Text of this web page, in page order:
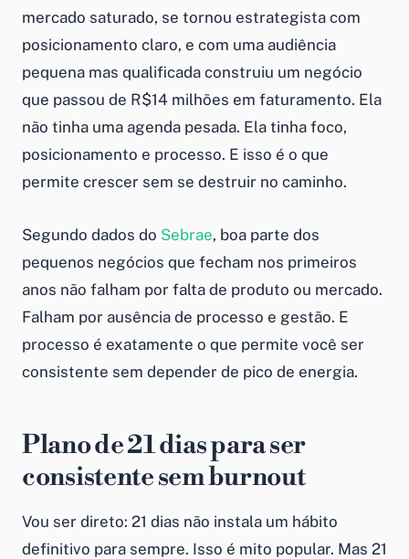
mercado saturado, se tornou estrategista com
posicionamento claro, e com uma audiência
pequena mas qualificada construiu um negócio
que passou de R$14 milhões em faturamento. Ela
não tinha uma agenda pesada. Ela tinha foco,
posicionamento e processo. E isso é o que
permite crescer sem se destruir no caminho.
Segundo dados do Sebrae, boa parte dos
pequenos negócios que fecham nos primeiros
anos não falham por falta de produto ou mercado.
Falham por ausência de processo e gestão. E
processo é exatamente o que permite você ser
consistente sem depender de pico de energia.
Plano de 21 dias para ser
consistente sem burnout
Vou ser direto: 21 dias não instala um hábito
definitivo para sempre. Isso é mito popular. Mas 21